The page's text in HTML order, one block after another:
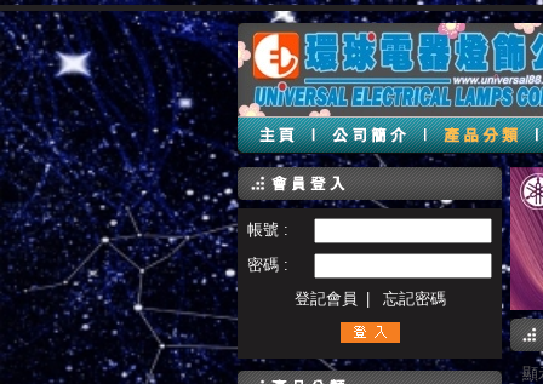
帳號 :
密碼 :
登記會員
忘記密碼
顯